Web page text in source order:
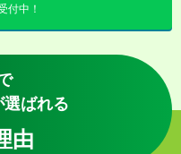
付中！
ばれる
由